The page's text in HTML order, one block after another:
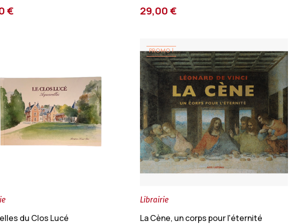
€ 29,00 €
du Clos Lucé
PROMO !
Librairie
La Cène, un corps pour l'éternité